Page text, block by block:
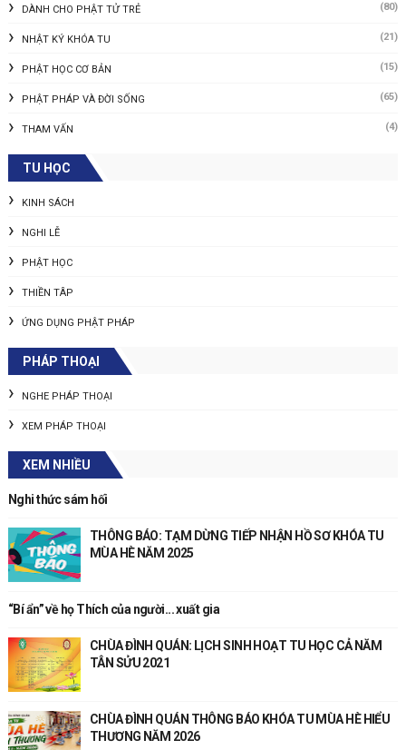
DÀNH CHO PHẬT TỬ TRẺ (80)
NHẬT KÝ KHÓA TU (21)
PHẬT HỌC CƠ BẢN (15)
PHẬT PHÁP VÀ ĐỜI SỐNG (65)
THAM VẤN (4)
TU HỌC
KINH SÁCH
NGHI LỄ
PHẬT HỌC
THIỀN TÂP
ỨNG DỤNG PHẬT PHÁP
PHÁP THOẠI
NGHE PHÁP THOẠI
XEM PHÁP THOẠI
XEM NHIỀU
Nghi thức sám hối
THÔNG BÁO: TẠM DỪNG TIẾP NHẬN HỒ SƠ KHÓA TU
MÙA HÈ NĂM 2025
“Bí ẩn” về họ Thích của người... xuất gia
CHÙA ĐÌNH QUÁN: LỊCH SINH HOẠT TU HỌC CẢ NĂM
TÂN SỬU 2021
CHÙA ĐÌNH QUÁN THÔNG BÁO KHÓA TU MÙA HÈ HIỂU
THƯƠNG NĂM 2026